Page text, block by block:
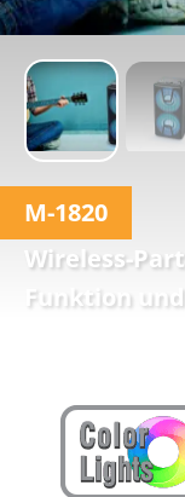
M-1820
Wireless-
Funktion